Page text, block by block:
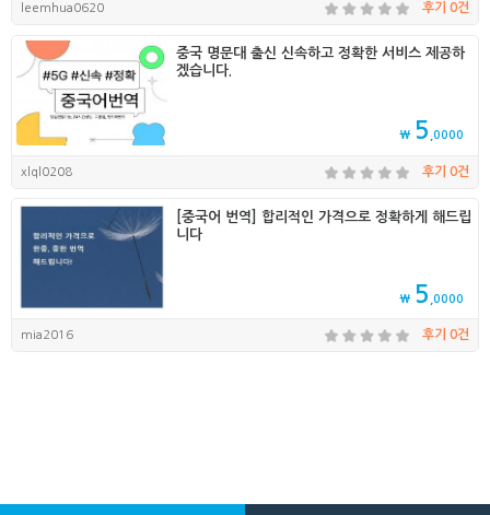
leemhua0620 후기 0건
중국 명문대 출신 신속하고 정확한 서비스 제공하
겠습니다.
₩ 5 ,0000
xlql0208 후기 0건
[중국어 번역] 합리적인 가격으로 정확하게 해드립
니다
₩ 5 ,0000
mia2016 후기 0건